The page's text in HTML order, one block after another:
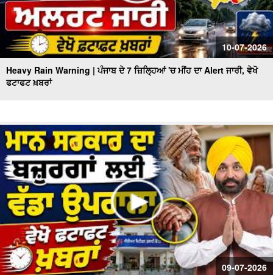
10-07-2026
Heavy Rain Warning | ਪੰਜਾਬ ਦੇ 7 ਜ਼ਿਲ੍ਹਿਆਂ 'ਚ ਮੀਂਹ ਦਾ Alert ਜਾਰੀ, ਵੇਖੋ
ਫਟਾਫਟ ਖ਼ਬਰਾਂ
09-07-2026